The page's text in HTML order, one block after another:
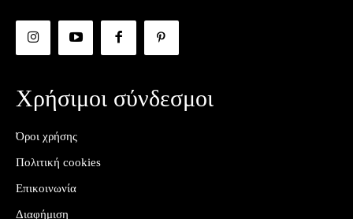
Χρήσιμοι σύνδεσμοι
Όροι χρήσης
Πολιτική cookies
Επικοινωνία
Διαφήμιση